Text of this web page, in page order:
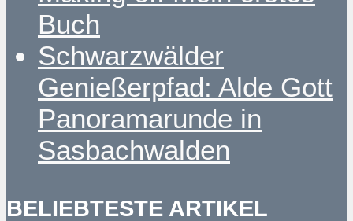
Buch
Schwarzwälder
Genießerpfad: Alde Gott
Panoramarunde in
Sasbachwalden
BELIEBTESTE ARTIKEL